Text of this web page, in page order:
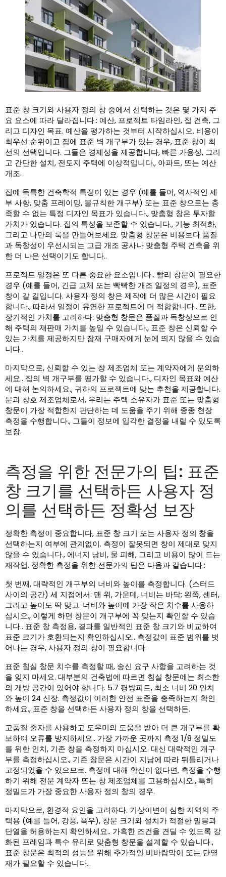
표준 창 크기와 사용자 정의 창 중에서 선택하는 것은 몇 가지 주
요 요소에 따라 달라집니다.: 예산, 프로젝트 타임라인, 집 건축, 그
리고 디자인 목표. 예산을 평가하는 것부터 시작하십시오. 비용이
최우선 순위이고 집에 표준 벽 개구부가 있는 경우, 표준 창이 최
선의 선택입니다. 그들은 경제성을 제공합니다, 빠른 가용성, 그리
고 간단한 설치, 전도지 주택에 이상적입니다., 아파트, 또는 예산
개조.
집에 독특한 건축학적 특징이 있는 경우 (예를 들어, 역사적인 세
부 사항, 맞춤 프레이밍, 불규칙한 개구부) 또는 표준 창으로는 충
족할 수 없는 특정 디자인 목표가 있습니다., 맞춤형 창은 투자할
가치가 있습니다. 집의 특성을 보존할 수 있습니다., 기능 최적화,
그리고 나만의 룩을 만들어보세요. 맞춤형 창문은 비용보다 품질
과 독창성이 우선시되는 고급 개조 공사나 맞춤형 주택 건축을 위
한 더 나은 선택이기도 합니다..
프로젝트 일정은 또 다른 중요한 요소입니다.. 빨리 창문이 필요한
경우 (예를 들어, 긴급 교체 또는 빡빡한 개조 일정의 경우), 표준
창이 갈 길입니다. 사용자 정의 창은 제작에 더 많은 시간이 필요
합니다., 따라서 일정이 유연한 프로젝트에 더 적합합니다.. 또한,
장기적인 가치를 고려하다: 맞춤형 창문은 품질과 독창성으로 인
해 주택의 재판매 가치를 높일 수 있습니다., 표준 창은 신뢰할 수
있는 가치를 제공하지만 잠재 구매자에게 눈에 띄지 않을 수 있습
니다..
마지막으로, 신뢰할 수 있는 창 제조업체 또는 계약자에게 문의하
세요.. 집의 벽 개구부를 평가할 수 있습니다., 디자인 목표와 예산
에 대해 논의하세요., 귀하의 프로젝트에 맞는 추천을 제공합니다.
문과 창호 제조업체로서, 우리는 주택 소유자가 표준 또는 맞춤형
창문이 가장 적합한지 판단하는 데 도움을 주기 위해 종종 현장
측정을 수행합니다., 그들이 정보에 입각한 결정을 내릴 수 있도록
보장.
측정을 위한 전문가의 팁: 표준
창 크기를 선택하든 사용자 정
의를 선택하든 정확성 보장
정확한 측정이 중요합니다, 표준 창 크기 또는 사용자 정의 창을
선택하는지 여부에 관계없이. 측정이 잘못되면 창이 제대로 맞지
않을 수 있습니다., 에너지 낭비, 물 피해, 그리고 비용이 많이 드는
재작업. 정확한 측정을 위한 전문가의 팁은 다음과 같습니다.:
첫 번째, 대략적인 개구부의 너비와 높이를 측정합니다. (스터드
사이의 공간) 세 지점에서: 맨 위, 가운데, 너비는 바닥; 왼쪽, 센터,
그리고 높이도 딱 맞고. 너비와 높이에 가장 작은 치수를 사용하
십시오., 이렇게 하면 창문이 개구부에 꼭 맞는지 확인할 수 있습
니다.. 표준 창 측정용, 결과를 일반적인 표준 창 크기와 비교하여
표준 크기가 호환되는지 확인하십시오.. 측정값이 표준 범위를 벗
어나는 경우, 사용자 정의 창이 필요합니다.
표준 침실 창문 치수를 측정할 때, 송신 요구 사항을 고려하는 것
을 잊지 마세요. 대부분의 건축법에 따르면 침실 창문에는 최소한
의 개방 공간이 있어야 합니다. 5.7 평방피트, 최소 너비 20 인치
와 높이 24 신장. 측정값이 이러한 안전 표준을 충족하는지 확인
하세요., 표준 창을 선택하든 사용자 정의 창을 선택하든.
고품질 줄자를 사용하고 도우미의 도움을 받아 더 큰 개구부를 확
보하여 오류를 방지하세요.. 가장 가까운 곳까지 측정 1/8 정밀도
를 위한 인치, 기존 창을 측정하지 마십시오. 대신 대략적인 개구
부를 측정하십시오., 기존 창문은 시간이 지남에 따라 뒤틀리거나
고정되었을 수 있으므로. 측정에 대해 확신이 없다면, 측정을 수행
하기 위해 전문 계약자 또는 창 제조업체를 고용하십시오., 특히
정밀도가 가장 중요한 사용자 정의 창의 경우.
마지막으로, 환경적 요인을 고려하다. 기상이변이 심한 지역의 주
택용 (예를 들어, 강풍, 폭우), 창문 크기와 설치가 적절한 밀봉과
단열을 허용하는지 확인하세요.. 가혹한 조건을 견딜 수 있도록 강
화된 프레임과 특수 유리로 맞춤형 창문을 설계할 수 있습니다.,
표준 창문은 최적의 성능을 위해 추가적인 비바람막이 또는 단열
재가 필요할 수 있습니다..